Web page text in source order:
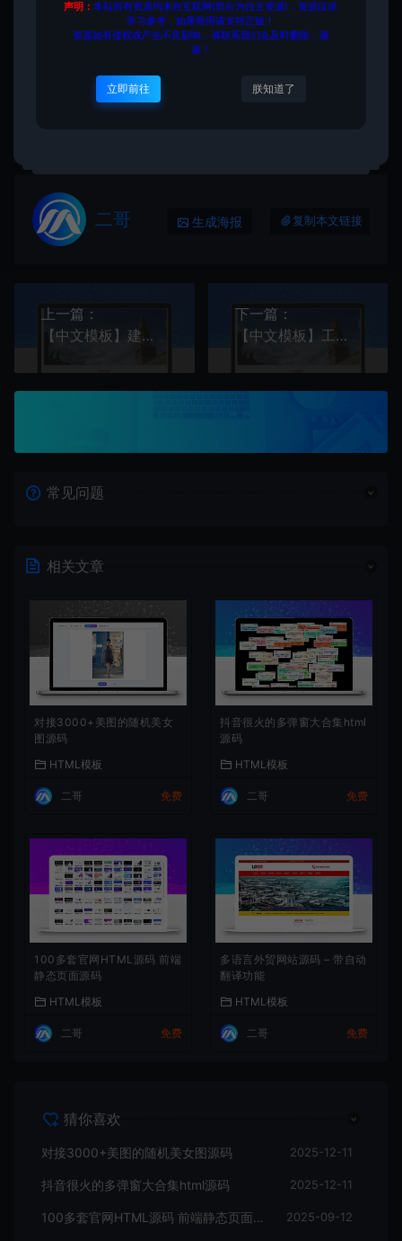
【中文模板】管理咨询服务公司
https://www.yuanmadaji.com/1618.html
二哥 生成海报 复制本文链接
上一篇：
【中文模板】建筑行业网站 蓝色款 电脑端+移动端模板
下一篇：
【中文模板】工程机械设备网站 棕色款 响应式模板
常见问题
相关文章
对接3000+美图的随机美女
图源码
HTML模板
二哥 免费
抖音很火的多弹窗大合集html
源码
HTML模板
二哥 免费
100多套官网HTML源码 前端
静态页面源码
HTML模板
二哥 免费
多语言外贸网站源码 – 带自动
翻译功能
HTML模板
二哥 免费
猜你喜欢
对接3000+美图的随机美女图源码 2025-12-11
抖音很火的多弹窗大合集html源码 2025-12-11
100多套官网HTML源码 前端静态页面源码 2025-09-12
声明：本站所有资源均来自互联网(部分为自主资源)，资源仅供
学习参考，如果商用请支持正版！
资源如有侵权或产生不良影响，请联系我们会及时删除，谢
谢！
立即前往 朕知道了